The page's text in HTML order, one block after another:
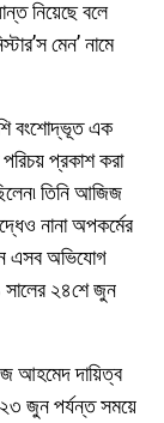
নিয়েছে বলে
মেন’ নামে
বংশোদ্ভূত এক
প্রকাশ করা
তিনি আজিজ
নানা অপকর্মের
এসব অভিযোগ
২৪শে জুন
আহমেদ দায়িত্ব
জুন পর্যন্ত সময়ে